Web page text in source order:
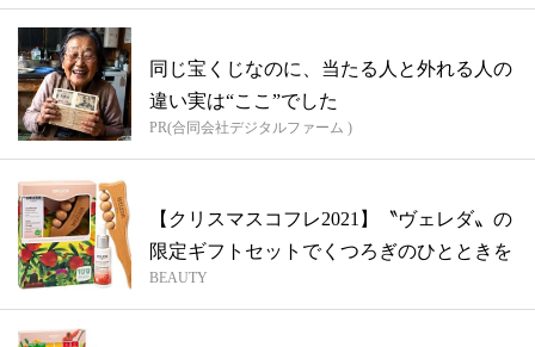
同じ宝くじなのに、当たる人と外れる人の
違い実は“ここ”でした
PR(合同会社デジタルファーム )
【クリスマスコフレ2021】〝ヴェレダ〟の
限定ギフトセットでくつろぎのひとときを
BEAUTY